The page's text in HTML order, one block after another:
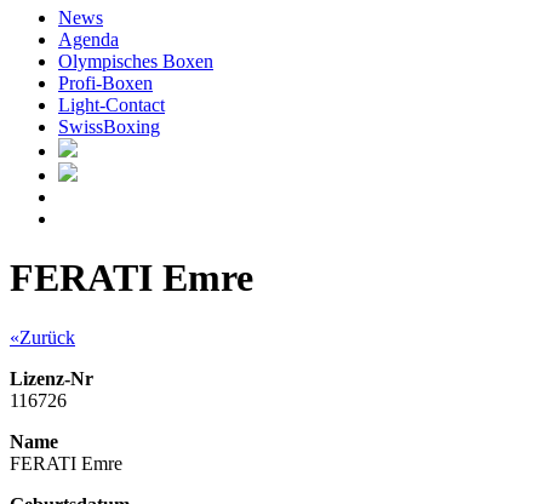
News
Agenda
Olympisches Boxen
Profi-Boxen
Light-Contact
SwissBoxing
FERATI Emre
«Zurück
Lizenz-Nr
116726
Name
FERATI Emre